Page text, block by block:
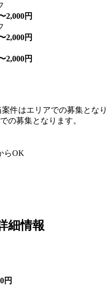
2,000円
2,000円
2,000円
件はエリアでの募集となり
の募集となります。
らOK
細情報
円